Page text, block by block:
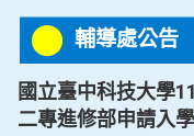
輔導處公告
國立臺中科技大學
二專進修部申請入